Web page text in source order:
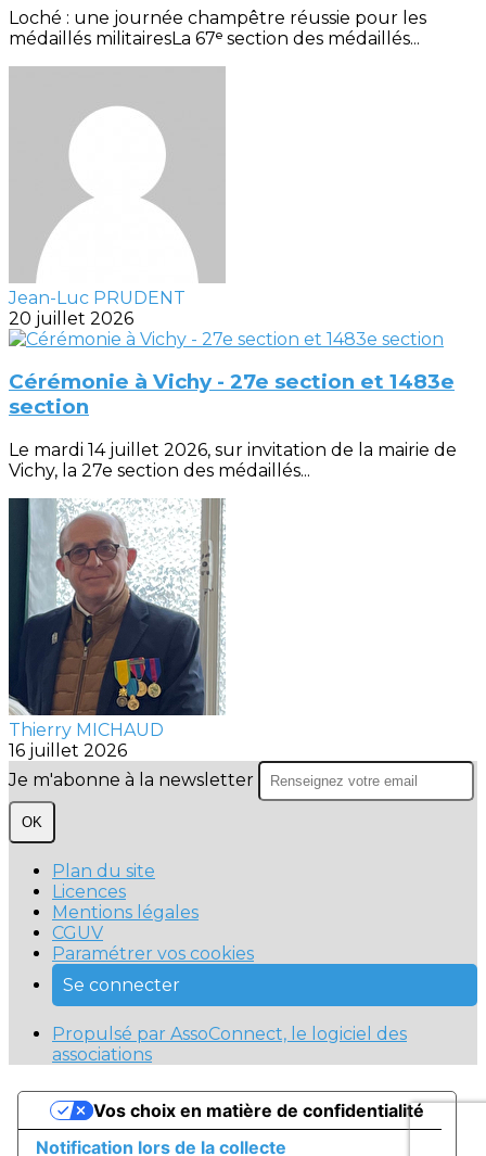
Loché : une journée champêtre réussie pour les
médaillés militairesLa 67ᵉ section des médaillés...
Jean-Luc PRUDENT
20 juillet 2026
Cérémonie à Vichy - 27e section et 1483e
section
Le mardi 14 juillet 2026, sur invitation de la mairie de
Vichy, la 27e section des médaillés...
Thierry MICHAUD
16 juillet 2026
Je m'abonne à la newsletter
OK
Plan du site
Licences
Mentions légales
CGUV
Paramétrer vos cookies
Se connecter
Propulsé par AssoConnect, le logiciel des
associations
Notification lors de la collecte
Vos choix en matière de confidentialité